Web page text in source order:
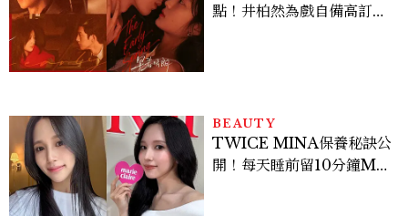
點！井柏然為戲自備高訂，
BEAUTY
TWICE MINA保養秘訣公
開！每天睡前留10分鐘ME